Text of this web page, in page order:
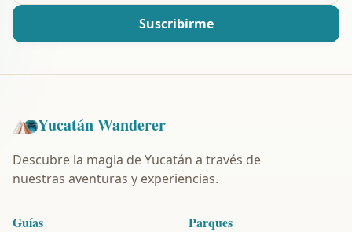
Suscribirme
Yucatán Wanderer
Descubre la magia de Yucatán a través de
nuestras aventuras y experiencias.
Guías Parques